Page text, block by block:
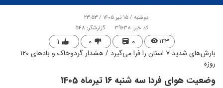
دوشنبه / ۱۵ تیر ۱۴۰۵ / ۲۳:۵۳
کد خبر: 39638
گزارشگر: 548
۱۴۳ ۰ ۰ ۱
بارش‌های شدید ۷ استان را فرا می‌گیرد / هشدار گردوخاک و بادهای ۱۲۰
روزه
وضعیت هوای فردا سه شنبه 16 تیرماه 1405